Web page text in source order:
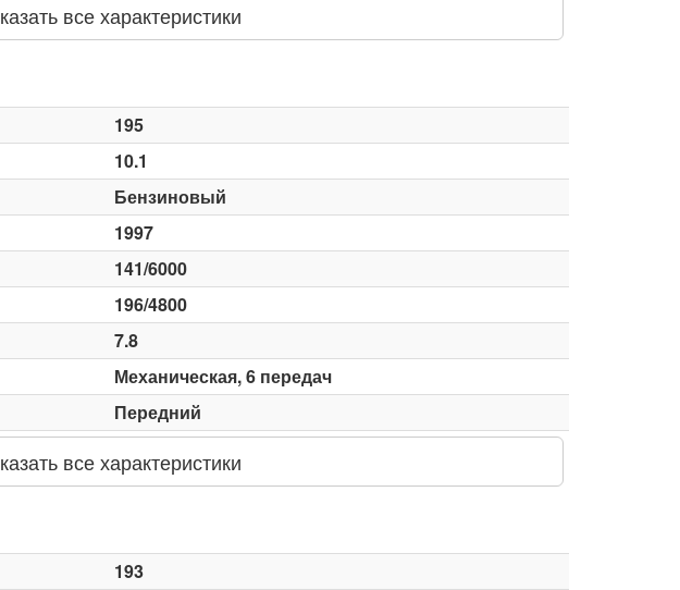
все характеристики
195
10.1
Бензиновый
1997
141/6000
196/4800
7.8
Механическая, 6 передач
Передний
все характеристики
193